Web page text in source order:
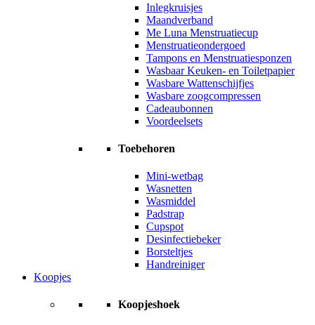
Inlegkruisjes
Maandverband
Me Luna Menstruatiecup
Menstruatieondergoed
Tampons en Menstruatiesponzen
Wasbaar Keuken- en Toiletpapier
Wasbare Wattenschijfjes
Wasbare zoogcompressen
Cadeaubonnen
Voordeelsets
Toebehoren
Mini-wetbag
Wasnetten
Wasmiddel
Padstrap
Cupspot
Desinfectiebeker
Borsteltjes
Handreiniger
Koopjes
Koopjeshoek